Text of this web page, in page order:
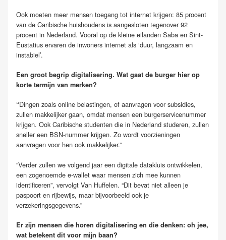
Ook moeten meer mensen toegang tot internet krijgen: 85 procent
van de Caribische huishoudens is aangesloten tegenover 92
procent in Nederland. Vooral op de kleine eilanden Saba en Sint-
Eustatius ervaren de inwoners internet als ‘duur, langzaam en
instabiel’.
Een groot begrip digitalisering. Wat gaat de burger hier op
korte termijn van merken?
“Dingen zoals online belastingen, of aanvragen voor subsidies,
zullen makkelijker gaan, omdat mensen een burgerservicenummer
krijgen. Ook Caribische studenten die in Nederland studeren, zullen
sneller een BSN-nummer krijgen. Zo wordt voorzieningen
aanvragen voor hen ook makkelijker.”
“Verder zullen we volgend jaar een digitale datakluis ontwikkelen,
een zogenoemde e-wallet waar mensen zich mee kunnen
identificeren”, vervolgt Van Huffelen. “Dit bevat niet alleen je
paspoort en rijbewijs, maar bijvoorbeeld ook je
verzekeringsgegevens.”
Er zijn mensen die horen digitalisering en die denken: oh jee,
wat betekent dit voor mijn baan?